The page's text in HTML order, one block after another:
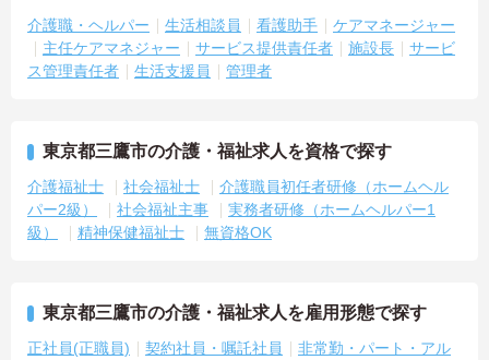
介護職・ヘルパー 生活相談員 看護助手
ケアマネージャー
主任ケアマネジャー
サービス提供責任者 施設長
サービ
ス管理責任者
生活支援員 管理者
東京都三鷹市の介護・福祉求人を資格で探す
介護福祉士 社会福祉士
介護職員初任者研修（ホームヘル
パー2級）
社会福祉主事
実務者研修（ホームヘルパー1
級）
精神保健福祉士 無資格OK
東京都三鷹市の介護・福祉求人を雇用形態で探す
正社員(正職員) 契約社員・嘱託社員
非常勤・パート・アル